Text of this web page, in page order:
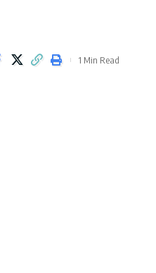
1 Min Read